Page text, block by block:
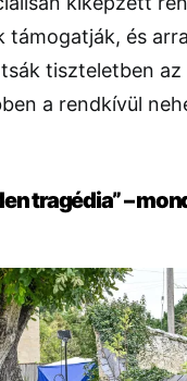
támogatják, és
tiszteletben
a rendkívül
tragédia” –